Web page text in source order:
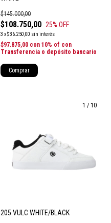
$108.750,00
$145.000,00
25% OFF
3 x$36.250,00 sin interés
$97.875,00 con 10% of con
Transferencia o depósito bancario
Comprar
1 / 10
205 VULC WHITE/BLACK